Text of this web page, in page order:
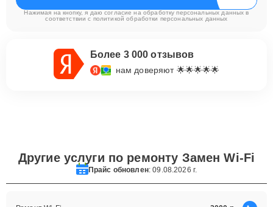
Нажимая на кнопку, я даю согласие на обработку персональных данных в
соответствии с политикой обработки персональных данных
Более 3 000 отзывов
нам доверяют 🌟🌟🌟🌟🌟
Другие услуги по ремонту Замен Wi-Fi
Прайс обновлен: 09.08.2026 г.